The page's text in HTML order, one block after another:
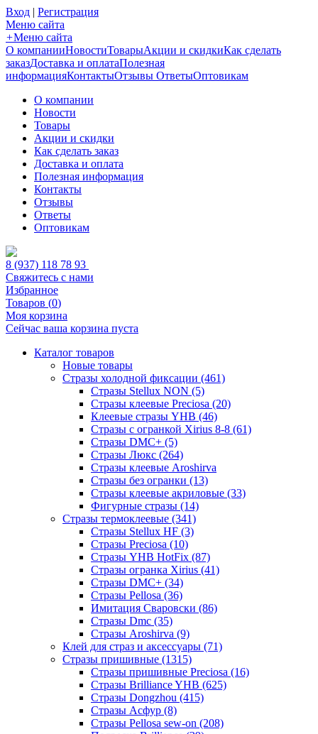
Вход | Регистрация
Меню сайта
+Меню сайта
О компанииНовостиТоварыАкции и скидкиКак сделать
заказДоставка и оплатаПолезная
информацияКонтактыОтзывы ОтветыОптовикам
О компании
Новости
Товары
Акции и скидки
Как сделать заказ
Доставка и оплата
Полезная информация
Контакты
Отзывы
Ответы
Оптовикам
8 (937) 118 78 93
Свяжитесь с нами
Избранное
Товаров (0)
Моя корзина
Сейчас ваша корзина пуста
Каталог товаров
Новые товары
Стразы холодной фиксации (461)
Стразы Stellux NON (5)
Стразы клеевые Preciosa (20)
Клеевые стразы YHB (46)
Стразы с огранкой Xirius 8-8 (61)
Стразы DMC+ (5)
Стразы Люкс (264)
Стразы клеевые Aroshirva
Стразы без огранки (13)
Стразы клеевые акриловые (33)
Фигурные стразы (14)
Стразы термоклеевые (341)
Стразы Stellux HF (3)
Стразы Preciosa (10)
Стразы YHB HotFix (87)
Стразы огранка Xirius (41)
Стразы DMC+ (34)
Стразы Pellosa (36)
Имитация Сваровски (86)
Стразы Dmc (35)
Стразы Aroshirva (9)
Клей для страз и аксессуары (71)
Стразы пришивные (1315)
Стразы пришивные Preciosa (16)
Стразы Brilliance YHB (625)
Стразы Dongzhou (415)
Стразы Асфур (8)
Стразы Pellosa sew-on (208)